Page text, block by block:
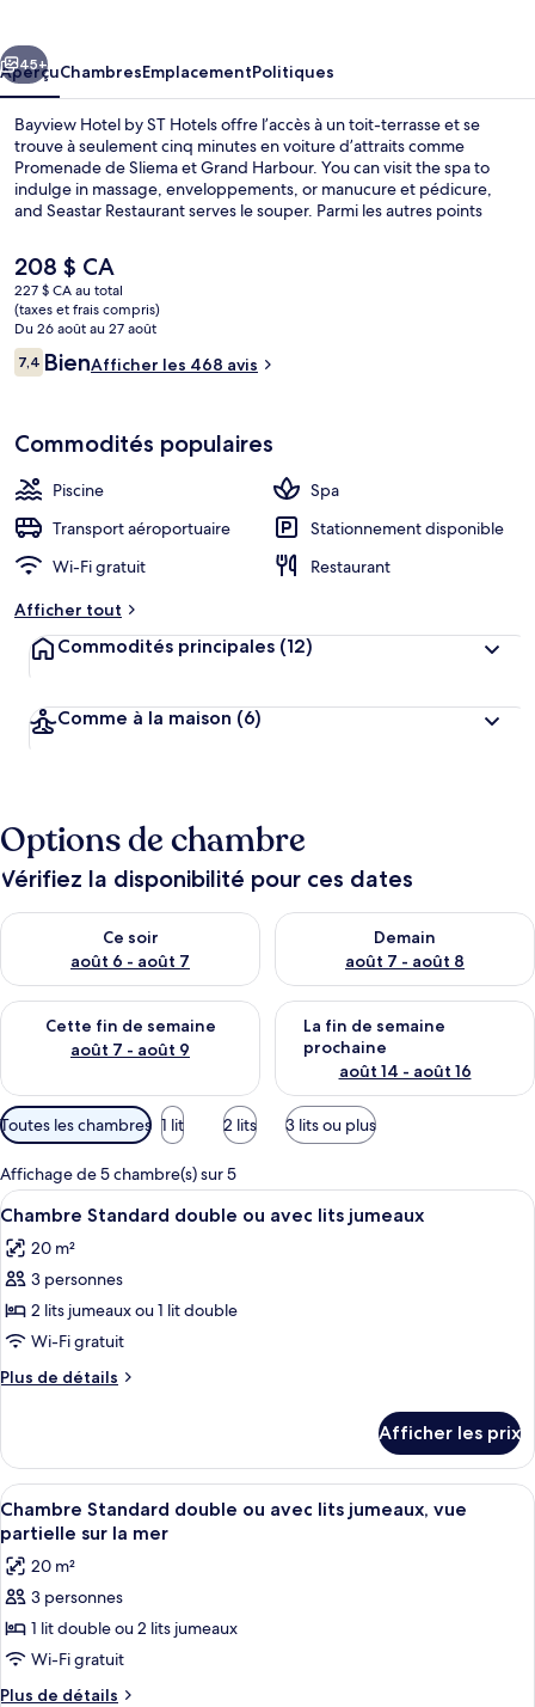
ST
Hotels
Suivant
45+
AperçuChambresEmplacementPolitiques
Bayview Hotel by ST Hotels offre l’accès à un toit-terrasse et se
trouve à seulement cinq minutes en voiture d’attraits comme
Promenade de Sliema et Grand Harbour. You can visit the spa to
indulge in massage, enveloppements, or manucure et pédicure,
and Seastar Restaurant serves le souper. Parmi les autres points
bar-salon. Les autres voyageurs apprécient le personnel serviable et
la proximité du transport en commun.
Le
prix
actuel
est
de 208 $ CA
208 $ CA
227 $ CA au total
(taxes et frais compris)
Du 26 août au 27 août
Avis
7,47,4 sur 10 –
BienAfficher les 468 avis
Commodités populaires
Piscine
Spa
Transport aéroportuaire
Stationnement disponible
Wi-Fi gratuit
Restaurant
Afficher tout
Commodités principales (12)
Comme à la maison (6)
Options de chambre
Vérifiez la disponibilité pour ces dates
Ce soir
août 6 - août 7
Vérifier la disponibilité pour ce soir août 6 - août 7
Demain
août 7 - août 8
Vérifier la disponibilité pour
Cette fin de semaine
août 7 - août 9
Vérifier la disponibilité pour cette fin de semaine août 7 -
La fin de semaine
prochaine
août 14 - août 16
Vérifier la disponibilité pour
Filtres
disponibles
pour
les
chambres
Toutes les chambres 1 lit 2 lits 3 lits ou plus
Affichage de 5 chambre(s) sur 5
Afficher
toutes
les
photos
pour
ce
type
de
Chambre
Standard
double
ou
avec
lits
jumeaux
Une chambre d’hôtel avec un lit,
7
Chambre Standard double ou avec lits jumeaux
20 m²
3 personnes
2 lits jumeaux ou 1 lit double
Wi-Fi gratuit
Plus de détails
Plus
Chambre
Standard
double
ou
avec
lits
jumeaux
Afficher les prix
Afficher
toutes
les
photos
pour
ce
type
de
Une chambre d’hôtel moderne
6
Chambre Standard double ou avec lits jumeaux, vue
partielle sur la mer
20 m²
3 personnes
1 lit double ou 2 lits jumeaux
Wi-Fi gratuit
Plus de détails
Plus